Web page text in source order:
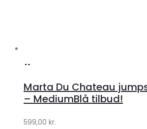
Klædeskabet.dk
Marta Du Chateau
– MediumBlå tilbud!
599,00 kr.